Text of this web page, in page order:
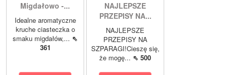
Migdałowo -...
Idealne aromatyczne
kruche ciasteczka o
smaku migdałów,... ⇖
361
NAJLEPSZE
PRZEPISY NA...
NAJLEPSZE
PRZEPISY NA
SZPARAGI!Cieszę się,
że mogę... ⇖ 500